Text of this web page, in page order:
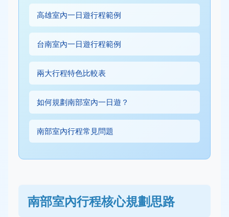
高雄室內一日遊行程範例
台南室內一日遊行程範例
兩大行程特色比較表
如何規劃南部室內一日遊？
南部室內行程常見問題
南部室內行程核心規劃思路